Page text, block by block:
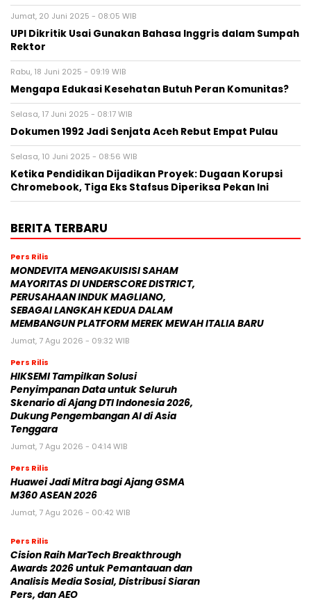
Jumat, 20 Juni 2025 - 08:05 WIB
UPI Dikritik Usai Gunakan Bahasa Inggris dalam Sumpah
Rektor
Rabu, 18 Juni 2025 - 09:19 WIB
Mengapa Edukasi Kesehatan Butuh Peran Komunitas?
Selasa, 17 Juni 2025 - 08:17 WIB
Dokumen 1992 Jadi Senjata Aceh Rebut Empat Pulau
Selasa, 10 Juni 2025 - 08:56 WIB
Ketika Pendidikan Dijadikan Proyek: Dugaan Korupsi
Chromebook, Tiga Eks Stafsus Diperiksa Pekan Ini
BERITA TERBARU
Pers Rilis
MONDEVITA MENGAKUISISI SAHAM
MAYORITAS DI UNDERSCORE DISTRICT,
PERUSAHAAN INDUK MAGLIANO,
SEBAGAI LANGKAH KEDUA DALAM
MEMBANGUN PLATFORM MEREK MEWAH ITALIA BARU
Jumat, 7 Agu 2026 - 09:32 WIB
Pers Rilis
HIKSEMI Tampilkan Solusi
Penyimpanan Data untuk Seluruh
Skenario di Ajang DTI Indonesia 2026,
Dukung Pengembangan AI di Asia
Tenggara
Jumat, 7 Agu 2026 - 04:14 WIB
Pers Rilis
Huawei Jadi Mitra bagi Ajang GSMA
M360 ASEAN 2026
Jumat, 7 Agu 2026 - 00:42 WIB
Pers Rilis
Cision Raih MarTech Breakthrough
Awards 2026 untuk Pemantauan dan
Analisis Media Sosial, Distribusi Siaran
Pers, dan AEO